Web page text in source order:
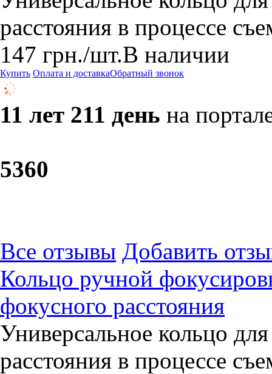
расстояния в процессе
147 грн./шт.В наличии
Купить Оплата и доставкаОбратный звонок
11 лет 211 день на
5360
Все отзывы Добавить
Кольцо ручной
фокусного расстояния
Универсальное кольцо
расстояния в процессе